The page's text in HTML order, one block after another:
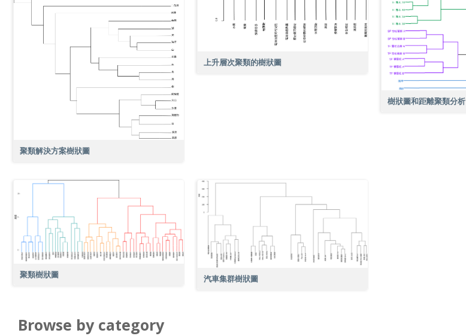
聚類解決方案樹狀圖
上升層次聚類的樹狀圖
樹狀圖和距離聚類分析
聚類樹狀圖 汽車集群樹狀圖
Browse by category